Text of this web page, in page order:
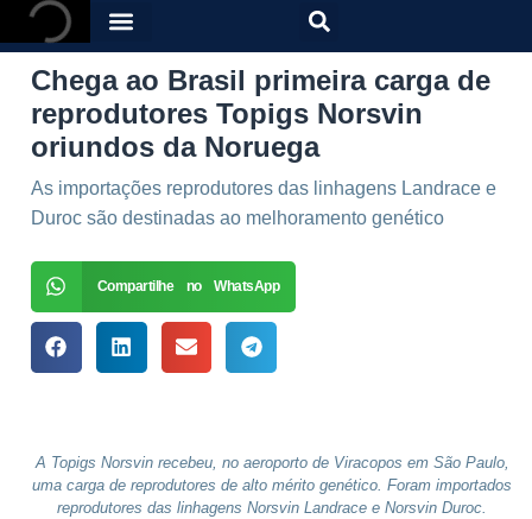
Chega ao Brasil primeira carga de
reprodutores Topigs Norsvin
oriundos da Noruega
As importações reprodutores das linhagens Landrace e
Duroc são destinadas ao melhoramento genético
Compartilhe no WhatsApp
A Topigs Norsvin recebeu, no aeroporto de Viracopos em São Paulo,
uma carga de reprodutores de alto mérito genético. Foram importados
reprodutores das linhagens Norsvin Landrace e Norsvin Duroc.